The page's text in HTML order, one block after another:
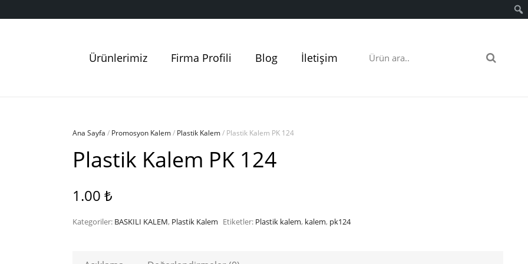
Ürünlerimiz Firma Profili Blog İletişim
Ana Sayfa / Promosyon Kalem/ Plastik Kalem/ Plastik Kalem PK 124
Plastik Kalem PK 124
1.00₺
Kategoriler: BASKILI KALEM, Plastik Kalem Etiketler: Plastik kalem, kalem, pk124